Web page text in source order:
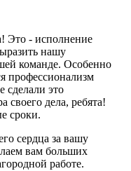
Это - исполнение
нашу
команде. Особенно
профессионализм
сделали это
дела, ребята!
сроки.
сердца за вашу
вам больших
работе.